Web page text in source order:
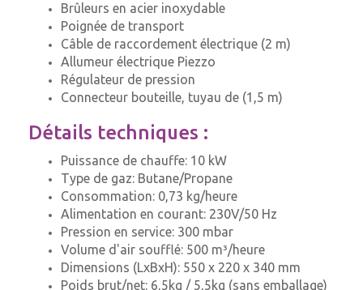
Brûleurs en acier inoxydable
Poignée de transport
Câble de raccordement électrique (2 m)
Allumeur électrique Piezzo
Régulateur de pression
Connecteur bouteille, tuyau de (1,5 m)
Détails techniques :
Puissance de chauffe: 10 kW
Type de gaz: Butane/Propane
Consommation: 0,73 kg/heure
Alimentation en courant: 230V/50 Hz
Pression en service: 300 mbar
Volume d'air soufflé: 500 m³/heure
Dimensions (LxBxH): 550 x 220 x 340 mm
Poids brut/net: 6,5kg / 5,5kg (sans emballage)